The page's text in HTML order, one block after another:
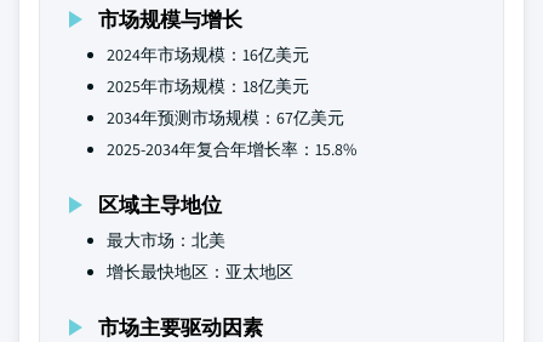
市场规模与增长
2024年市场规模：16亿美元
2025年市场规模：18亿美元
2034年预测市场规模：67亿美元
2025-2034年复合年增长率：15.8%
区域主导地位
最大市场：北美
增长最快地区：亚太地区
市场主要驱动因素